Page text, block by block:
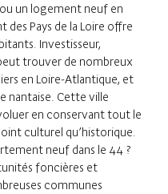
un logement neuf en
des Pays de la Loire offre
Investisseur,
trouver de nombreux
en Loire-Atlantique, et
nantaise. Cette ville
en conservant tout le
culturel qu’historique.
neuf dans le 44 ?
foncières et
communes